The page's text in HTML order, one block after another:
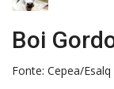
Boi
Fonte: Cepea/Esalq